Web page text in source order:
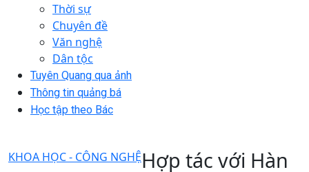
Thời sự
Chuyên đề
Văn nghệ
Dân tộc
Tuyên Quang qua ảnh
Thông tin quảng bá
Học tập theo Bác
KHOA HỌC - CÔNG NGHỆHợp tác với Hàn